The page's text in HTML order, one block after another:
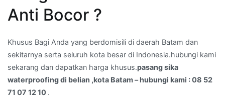
Batam
hubungi
kami
:
08
Anti Bocor ?
Khusus Bagi Anda yang berdomisili di daerah Batam dan
sekitarnya serta seluruh kota besar di Indonesia.hubungi kami
sekarang dan dapatkan harga khusus.pasang sika
waterproofing di belian ,kota Batam – hubungi kami : 08 52
71 07 12 10 .